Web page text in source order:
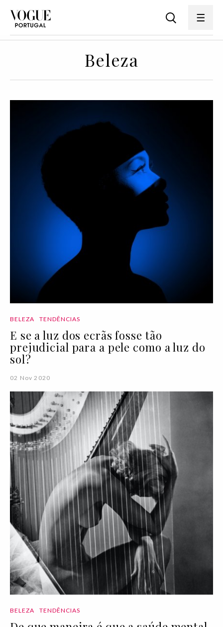
Beleza
BELEZA TENDÊNCIAS
E se a luz dos ecrãs fosse tão
prejudicial para a pele como a luz do
sol?
02 Nov 2020
BELEZA TENDÊNCIAS